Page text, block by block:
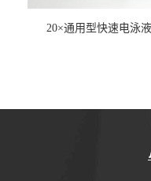
20×通用型快速电泳液